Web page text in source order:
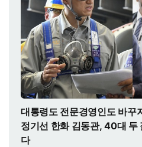
대통령도 전문경영인도 바꾸
정기선 한화 김동관, 40대 두
다